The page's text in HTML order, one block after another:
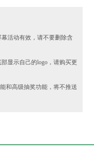
活动有效，请不要删除含
显示自己的logo，请购买更
和高级抽奖功能，将不推送